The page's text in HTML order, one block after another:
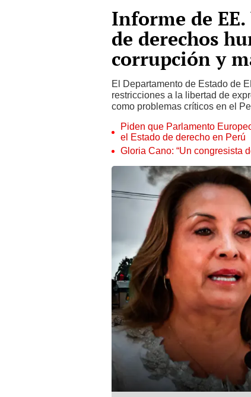
Informe de
de derechos
corrupción y
El Departamento de Estado de
restricciones a la libertad de
como problemas críticos en el
Piden que Parlamento
el Estado de derecho en Perú
Gloria Cano: “Un congresista